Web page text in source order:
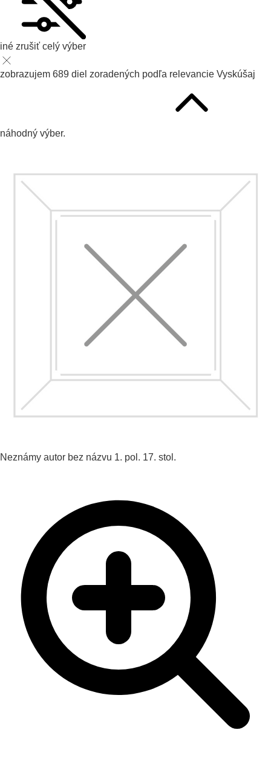
iné zrušiť celý výber
zobrazujem 689 diel zoradených podľa relevancie Vyskúšaj
náhodný výber.
Neznámy autor bez názvu 1. pol. 17. stol.